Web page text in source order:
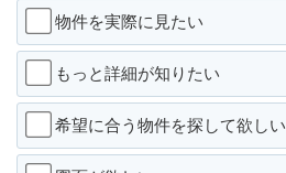
物件を実際に見たい
もっと詳細が知りたい
希望に合う物件を探して欲しい